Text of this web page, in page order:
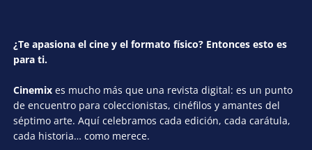
¿Te apasiona el cine y el formato físico? Entonces esto es
para ti.
Cinemix es mucho más que una revista digital: es un punto
de encuentro para coleccionistas, cinéfilos y amantes del
séptimo arte. Aquí celebramos cada edición, cada carátula,
cada historia… como merece.